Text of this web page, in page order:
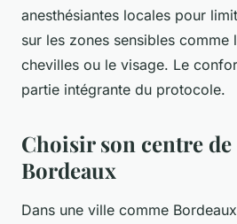
anesthésiantes locales pour
sur les zones sensibles comme
chevilles ou le visage. Le
partie intégrante du protocole.
Choisir son centre de
Bordeaux
Dans une ville comme